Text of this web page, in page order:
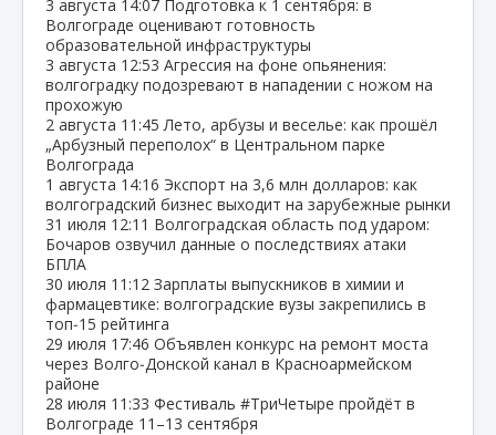
3 августа 14:07 Подготовка к 1 сентября: в
Волгограде оценивают готовность
образовательной инфраструктуры
3 августа 12:53 Агрессия на фоне опьянения:
волгоградку подозревают в нападении с ножом на
прохожую
2 августа 11:45 Лето, арбузы и веселье: как прошёл
„Арбузный переполох“ в Центральном парке
Волгограда
1 августа 14:16 Экспорт на 3,6 млн долларов: как
волгоградский бизнес выходит на зарубежные рынки
31 июля 12:11 Волгоградская область под ударом:
Бочаров озвучил данные о последствиях атаки
БПЛА
30 июля 11:12 Зарплаты выпускников в химии и
фармацевтике: волгоградские вузы закрепились в
топ‑15 рейтинга
29 июля 17:46 Объявлен конкурс на ремонт моста
через Волго‑Донской канал в Красноармейском
районе
28 июля 11:33 Фестиваль #ТриЧетыре пройдёт в
Волгограде 11–13 сентября